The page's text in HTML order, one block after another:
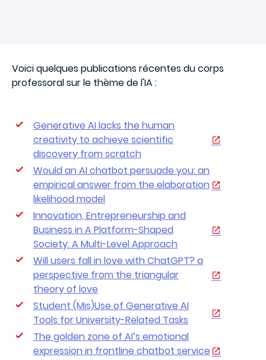
Voici quelques publications récentes du corps
professoral sur le thème de l'IA :
Generative AI lacks the human
creativity to achieve scientific
discovery from scratch
Would an AI chatbot persuade you: an
empirical answer from the elaboration
likelihood model
Innovation, Entrepreneurship and
Business in A Platform-Shaped
Society: A Multi-Level Approach
Will users fall in love with ChatGPT? a
perspective from the triangular
theory of love
Student (Mis)Use of Generative AI
Tools for University-Related Tasks
The golden zone of AI’s emotional
expression in frontline chatbot service